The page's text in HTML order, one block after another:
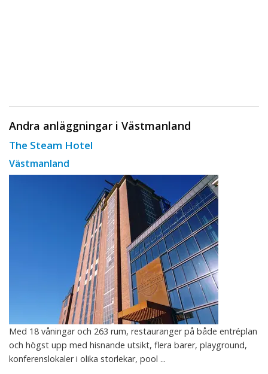
Andra anläggningar i Västmanland
The Steam Hotel
Västmanland
Med 18 våningar och 263 rum, restauranger på både entréplan
och högst upp med hisnande utsikt, flera barer, playground,
konferenslokaler i olika storlekar, pool ...